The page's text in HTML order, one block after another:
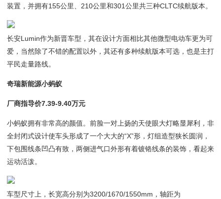
装置，并拥有155公里、210公里和301公里共三种CLTC续航版本。
长安Lumin作为新晋车型，其在设计方面相比其他微型电动车更为可
爱，当然除了不错的配置以外，其还有多种续航版本可选，也是主打
平民走量路线。
奇瑞新能源小蚂蚁
厂商指导价7.39-9.40万元
小蚂蚁拥有非常高的颜值。前脸一对上扬的天使眼大灯略显犀利，非
全封闭式设计使车头形成了一个大大的“X”形，灯组造型狭长圆润，
下包围线条凹凸有致，两侧进气口外形有着镀铬线条的装饰，看起来
运动活泼。
车型尺寸上，长宽高分别为3200/1670/1550mm，轴距为